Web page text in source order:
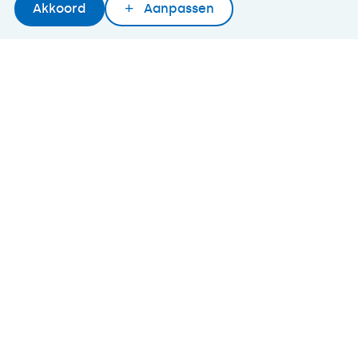
Later lezen Delen Woordenboek
Akkoord Aanpassen